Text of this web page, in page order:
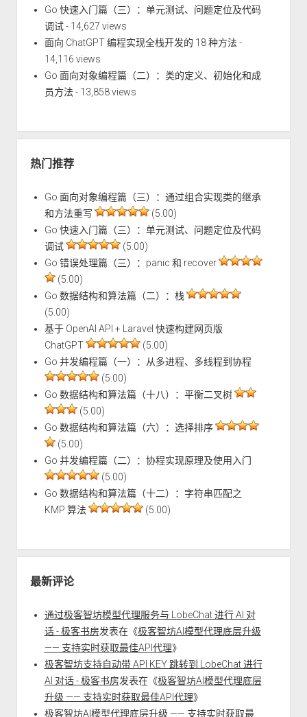
Go 快速入门篇（三）：单元测试、问题定位及代码
调试- 14,627 views
面向 ChatGPT 编程实现全栈开发的 18 种方法-
14,116 views
Go 面向对象编程篇（二）：类的定义、初始化和成
员方法- 13,858 views
热门推荐
Go 面向对象编程篇（三）：通过组合实现类的继承
和方法重写
(5.00)
Go 快速入门篇（三）：单元测试、问题定位及代码
调试
(5.00)
Go 错误处理篇（三）：panic 和 recover
(5.00)
Go 数据结构和算法篇（二）：栈
(5.00)
基于 OpenAI API + Laravel 快速构建网页版
ChatGPT
(5.00)
Go 并发编程篇（一）：从多进程、多线程到协程
(5.00)
Go 数据结构和算法篇（十八）：平衡二叉树
(5.00)
Go 数据结构和算法篇（六）：选择排序
(5.00)
Go 并发编程篇（二）：协程实现原理及使用入门
(5.00)
Go 数据结构和算法篇（十二）：字符串匹配之
KMP 算法
(5.00)
最新评论
通过极客智坊模型代理服务与 LobeChat 进行 AI 对
话 - 极客书房发表在《极客智坊AI模型代理底层升级
—— 支持实时获取最佳API代理》
极客智坊支持自动带 API KEY 跳转到 LobeChat 进行
AI 对话 - 极客书房发表在《极客智坊AI模型代理底层
升级 —— 支持实时获取最佳API代理》
极客智坊AI模型代理底层升级 —— 支持实时获取最